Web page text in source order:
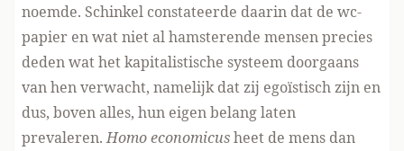
noemde. Schinkel constateerde daarin dat de wc-
papier en wat niet al hamsterende mensen precies
deden wat het kapitalistische systeem doorgaans
van hen verwacht, namelijk dat zij egoïstisch zijn en
dus, boven alles, hun eigen belang laten
prevaleren.Homo economicusheet de mens dan